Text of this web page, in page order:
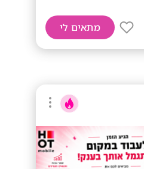
מתאים לי